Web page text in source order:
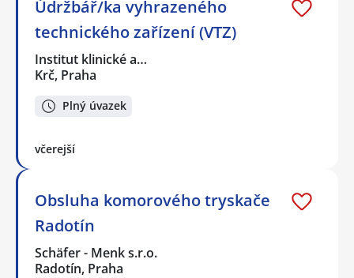
Údržbář/ka vyhrazeného
technického zařízení (VTZ)
Institut klinické a…
Krč, Praha
Plný úvazek
včerejší
Obsluha komorového tryskače
Radotín
Schäfer - Menk s.r.o.
Radotín, Praha